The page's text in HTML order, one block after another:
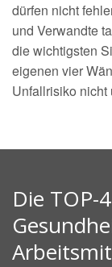
dürfen nicht
und Verwandte
die wichtigsten
eigenen vier
Unfallrisiko nicht
Die TOP-